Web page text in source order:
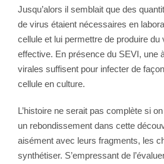
Jusqu’alors il semblait que des
de virus étaient nécessaires en
cellule et lui permettre de produire du
effective. En présence du SEVI, une
virales suffisent pour infecter de
cellule en culture.
L’histoire ne serait pas complète si
un rebondissement dans cette
aisément avec leurs fragments, les
synthétiser. S’empressant de